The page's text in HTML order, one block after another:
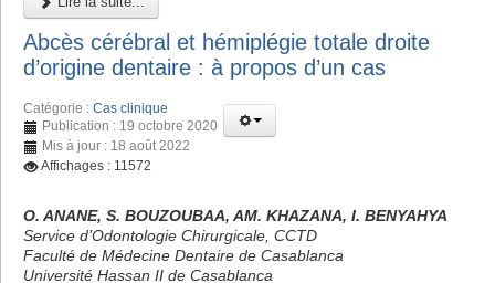
Abcès cérébral et hémiplégie totale droite
d’origine dentaire : à propos d’un cas
Catégorie : Cas clinique
Publication : 19 octobre 2020
Mis à jour : 18 août 2022
Affichages : 11572
O. ANANE, S. BOUZOUBAA, AM. KHAZANA, I. BENYAHYA
Service d’Odontologie Chirurgicale, CCTD
Faculté de Médecine Dentaire de Casablanca
Université Hassan II de Casablanca